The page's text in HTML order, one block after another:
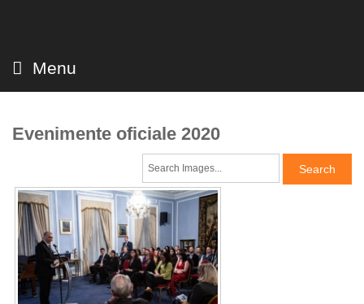
Menu
Evenimente oficiale 2020